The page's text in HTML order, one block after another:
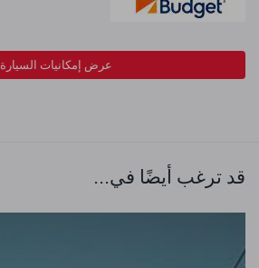
عرض إمكانيات السيارة
قد ترغب أيضًا في...